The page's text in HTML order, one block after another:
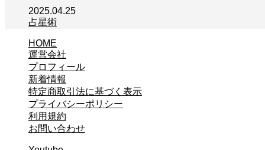
2025.04.25
占星術
HOME
運営会社
プロフィール
新着情報
特定商取引法に基づく表示
プライバシーポリシー
利用規約
お問い合わせ